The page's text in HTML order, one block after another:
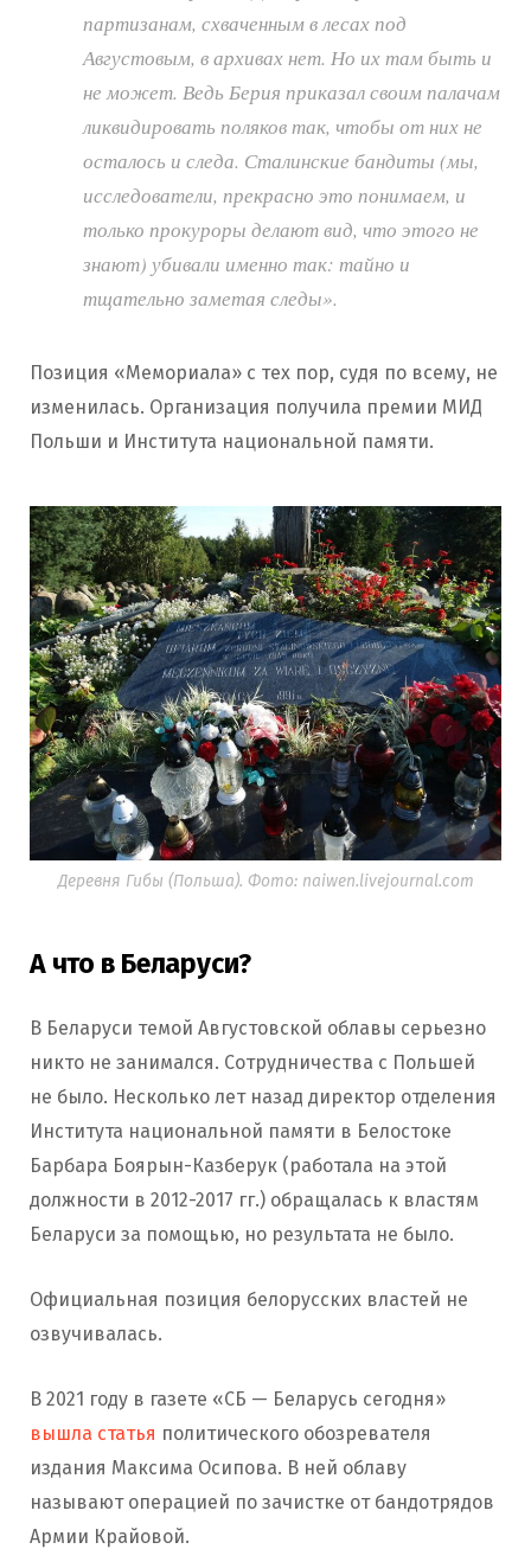
партизанам, схваченным в лесах под
Августовым, в архивах нет. Но их там быть и
не может. Ведь Берия приказал своим палачам
ликвидировать поляков так, чтобы от них не
осталось и следа. Сталинские бандиты (мы,
исследователи, прекрасно это понимаем, и
только прокуроры делают вид, что этого не
знают) убивали именно так: тайно и
тщательно заметая следы».
Позиция «Мемориала» с тех пор, судя по всему, не
изменилась. Организация получила премии МИД
Польши и Института национальной памяти.
Деревня Гибы (Польша). Фото: naiwen.livejournal.com
А что в Беларуси?
В Беларуси темой Августовской облавы серьезно
никто не занимался. Сотрудничества с Польшей
не было. Несколько лет назад директор отделения
Института национальной памяти в Белостоке
Барбара Боярын-Казберук (работала на этой
должности в 2012-2017 гг.) обращалась к властям
Беларуси за помощью, но результата не было.
Официальная позиция белорусских властей не
озвучивалась.
В 2021 году в газете «СБ — Беларусь сегодня»
вышла статья политического обозревателя
издания Максима Осипова. В ней облаву
называют операцией по зачистке от бандотрядов
Армии Крайовой.